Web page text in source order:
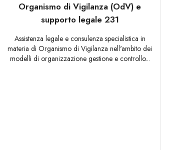
Organismo di Vigilanza (OdV) e
supporto legale 231
Assistenza legale e consulenza specialistica in
materia di Organismo di Vigilanza nell'ambito dei
modelli di organizzazione gestione e controllo...